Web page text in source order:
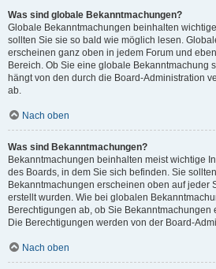
Was sind globale Bekanntmachungen?
Globale Bekanntmachungen beinhalten
sollten Sie sie so bald wie möglich lesen.
erscheinen ganz oben in jedem Forum und
Bereich. Ob Sie eine globale Bekanntmachung
hängt von den durch die Board-Administration
ab.
Nach oben
Was sind Bekanntmachungen?
Bekanntmachungen beinhalten meist wichtige
des Boards, in dem Sie sich befinden. Sie
Bekanntmachungen erscheinen oben auf jeder
erstellt wurden. Wie bei globalen
Berechtigungen ab, ob Sie Bekanntmachungen
Die Berechtigungen werden von der Board-
Nach oben